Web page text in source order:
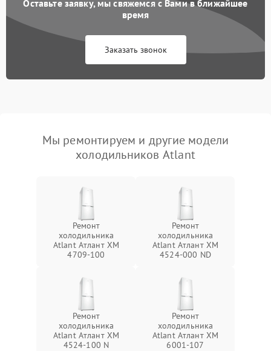
Оставьте заявку, мы свяжемся с Вами в ближайшее
время
Заказать звонок
Мы ремонтируем и другие модели
холодильников Atlant
Ремонт
холодильника
Atlant Атлант XM
4709-100
Ремонт
холодильника
Atlant Атлант ХМ
4524-000 ND
Ремонт
холодильника
Atlant Атлант ХМ
4524-100 N
Ремонт
холодильника
Atlant Атлант ХМ
6001-107